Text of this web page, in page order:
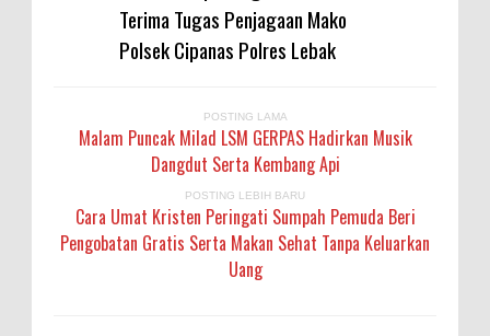
Terima Tugas Penjagaan Mako
Polsek Cipanas Polres Lebak
POSTING LAMA
Malam Puncak Milad LSM GERPAS Hadirkan Musik
Dangdut Serta Kembang Api
POSTING LEBIH BARU
Cara Umat Kristen Peringati Sumpah Pemuda Beri
Pengobatan Gratis Serta Makan Sehat Tanpa Keluarkan
Uang